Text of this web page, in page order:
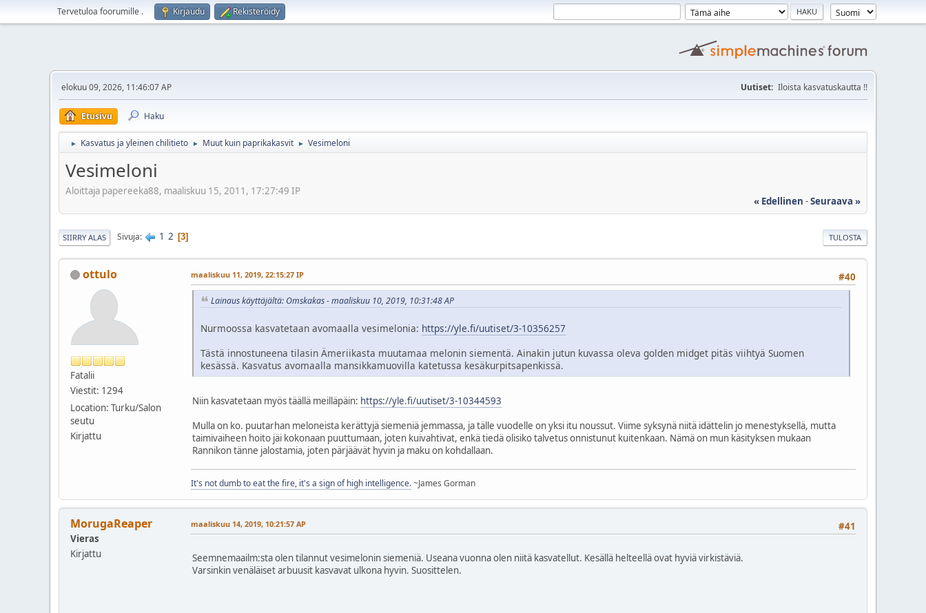
Tervetuloa foorumille . Kirjaudu Rekisteröidy
elokuu 09, 2026, 11:46:07 AP Uutiset: Iloista kasvatuskautta !!
Etusivu Haku
► Kasvatus ja yleinen chilitieto ► Muut kuin paprikakasvit ► Vesimeloni
Vesimeloni
Aloittaja papereeka88, maaliskuu 15, 2011, 17:27:49 IP
« Edellinen -Seuraava »
TULOSTA
SIIRRY ALAS Sivuja 1 2 3
ottulo
Fatalii
Viestit: 1294
Location: Turku/Salon
seutu
Kirjattu
#40
maaliskuu 11, 2019, 22:15:27 IP
Lainaus käyttäjältä: Omskakas - maaliskuu 10, 2019, 10:31:48 AP
Nurmoossa kasvatetaan avomaalla vesimelonia: https://yle.fi/uutiset/3-10356257
Tästä innostuneena tilasin Ämeriikasta muutamaa melonin siementä. Ainakin jutun kuvassa oleva golden midget pitäs viihtyä Suomen
kesässä. Kasvatus avomaalla mansikkamuovilla katetussa kesäkurpitsapenkissä.
Niin kasvatetaan myös täällä meilläpäin: https://yle.fi/uutiset/3-10344593
Mulla on ko. puutarhan meloneista kerättyjä siemeniä jemmassa, ja tälle vuodelle on yksi itu noussut. Viime syksynä niitä idättelin jo menestyksellä, mutta
taimivaiheen hoito jäi kokonaan puuttumaan, joten kuivahtivat, enkä tiedä olisiko talvetus onnistunut kuitenkaan. Nämä on mun käsityksen mukaan
Rannikon tänne jalostamia, joten pärjäävät hyvin ja maku on kohdallaan.
It's not dumb to eat the fire, it's a sign of high intelligence.~James Gorman
MorugaReaper
Vieras
Kirjattu
#41
maaliskuu 14, 2019, 10:21:57 AP
Seemnemaailm:sta olen tilannut vesimelonin siemeniä. Useana vuonna olen niitä kasvatellut. Kesällä helteellä ovat hyviä virkistäviä.
Varsinkin venäläiset arbuusit kasvavat ulkona hyvin. Suosittelen.